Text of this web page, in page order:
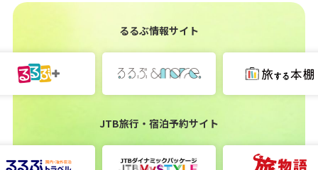
るるぶ情報サイト
JTB旅行・宿泊予約サイト